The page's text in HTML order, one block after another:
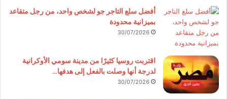
أفضل سلع التاجر جو لشخص واحد، من رجل متقاعد
بميزانية محدودة
30/07/2026
اقتربت روسيا كثيرًا من مدينة سومي الأوكرانية
لدرجة أنها وصلت بالفعل إلى هدفها…
30/07/2026